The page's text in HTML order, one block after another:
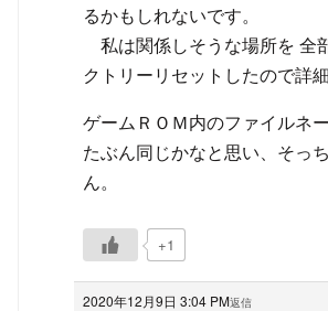
るかもしれないです。
私は関係しそうな場所を 全
クトリーリセットしたので詳
ゲームＲＯＭ内のファイルネ
たぶん同じかなと思い、そっ
ん。
+1
2020年12月9日 3:04 PM返信